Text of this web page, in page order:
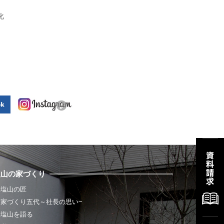
の家づくり
塩山の匠
家づくり五代～社長の思い~
塩山を語る